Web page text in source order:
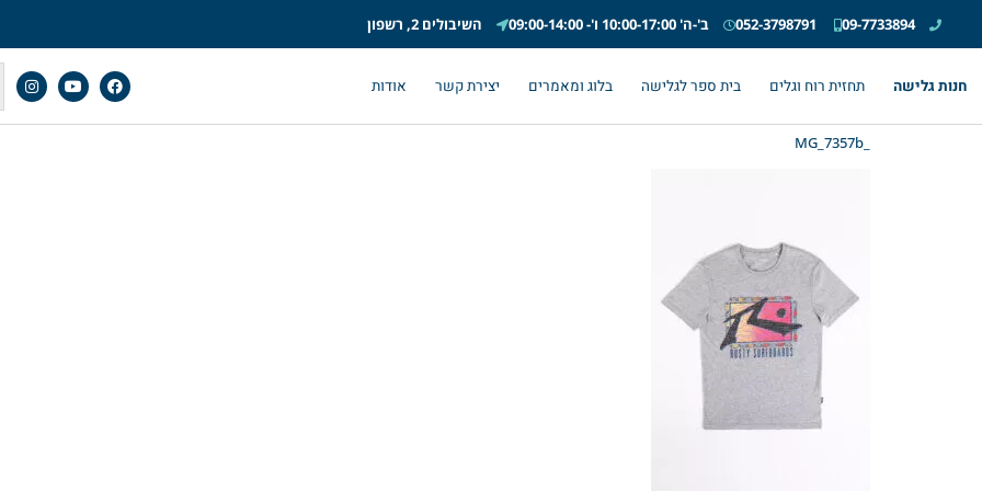
09-7733894
052-3798791 ב'-ה' 10:00-17:00 ו'- 09:00-14:00 השיבולים 2, רשפון
חנות גלישה תחזית רוח וגלים בית ספר לגלישה בלוג ומאמרים יצירת קשר אודות